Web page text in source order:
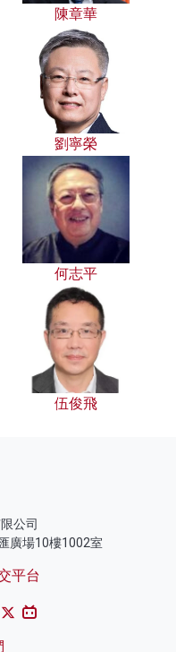
陳章華
劉寧榮
何志平
伍俊飛
公司
廣場10樓1002室
平台